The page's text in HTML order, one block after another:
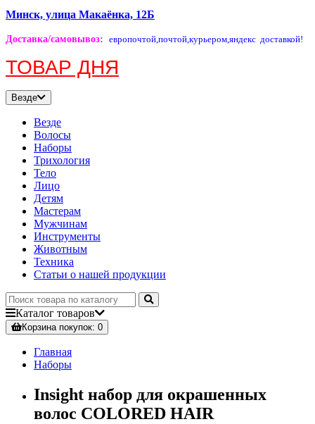
Минск, улица Макаёнка, 12Б
Доставка/самовывоз: европочтой,почтой,курьером,яндекс доставкой!
ТОВАР ДНЯ
Везде
Везде
Волосы
Наборы
Трихология
Тело
Лицо
Детям
Мастерам
Мужчинам
Инструменты
Животным
Техника
Статьи о нашей продукции
Каталог товаров
Корзинапокупок: 0
Главная
Наборы
Insight набор для окрашенных
волос COLORED HAIR